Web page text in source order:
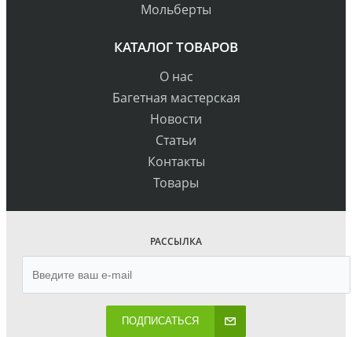
Мольберты
КАТАЛОГ ТОВАРОВ
О нас
Багетная мастерская
Новости
Статьи
Контакты
Товары
РАССЫЛКА
ПОДПИСАТЬСЯ